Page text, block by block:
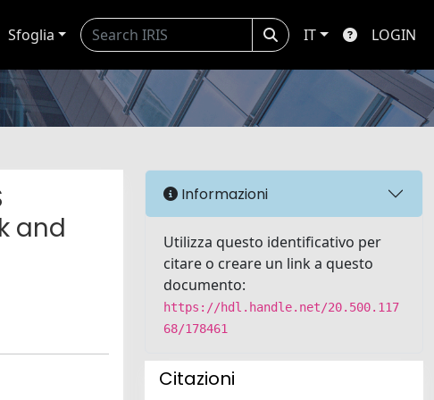
Sfoglia IT LOGIN
and
Informazioni
Utilizza questo identificativo per
citare o creare un link a questo
documento:
https://hdl.handle.net/20.500.117
68/178461
Citazioni